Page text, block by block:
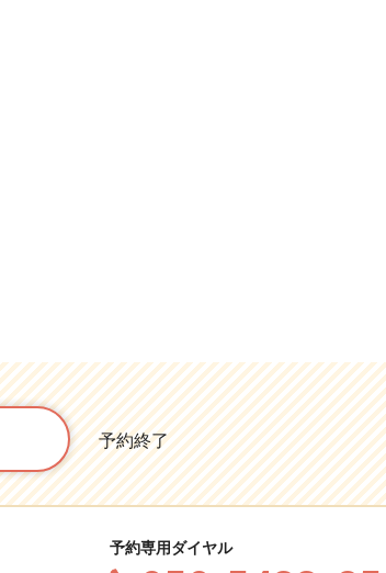
予約終了
予約専用ダイヤル